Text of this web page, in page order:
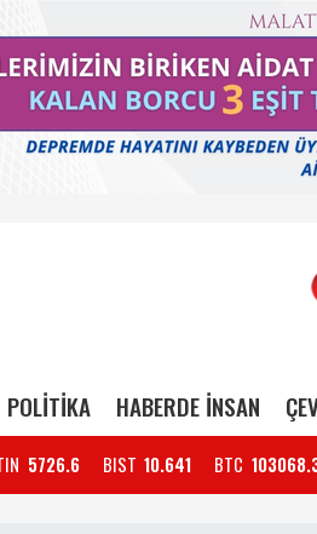
POLİTİKA HABERDE İNSAN
5726.6 BIST 10.641 BTC